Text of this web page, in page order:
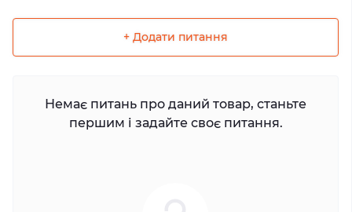
+ Додати питання
Немає питань про даний товар, станьте
першим і задайте своє питання.